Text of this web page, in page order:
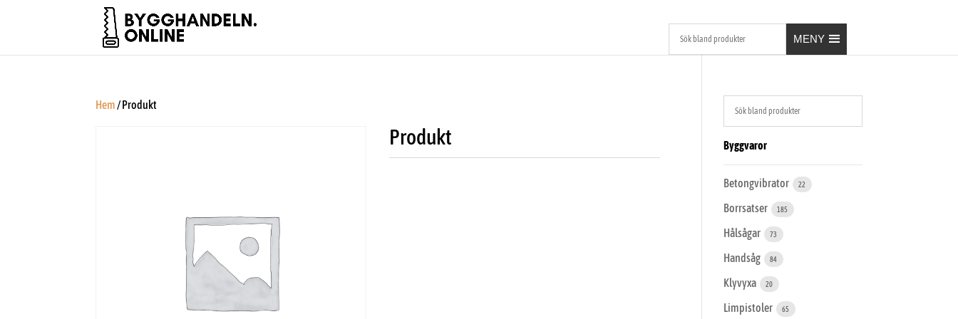
MENY
Hem/ Produkt
Produkt Byggvaror
Betongvibrator 22
Borrsatser 185
Hålsågar 73
Handsåg 84
Klyvyxa 20
Limpistoler 65